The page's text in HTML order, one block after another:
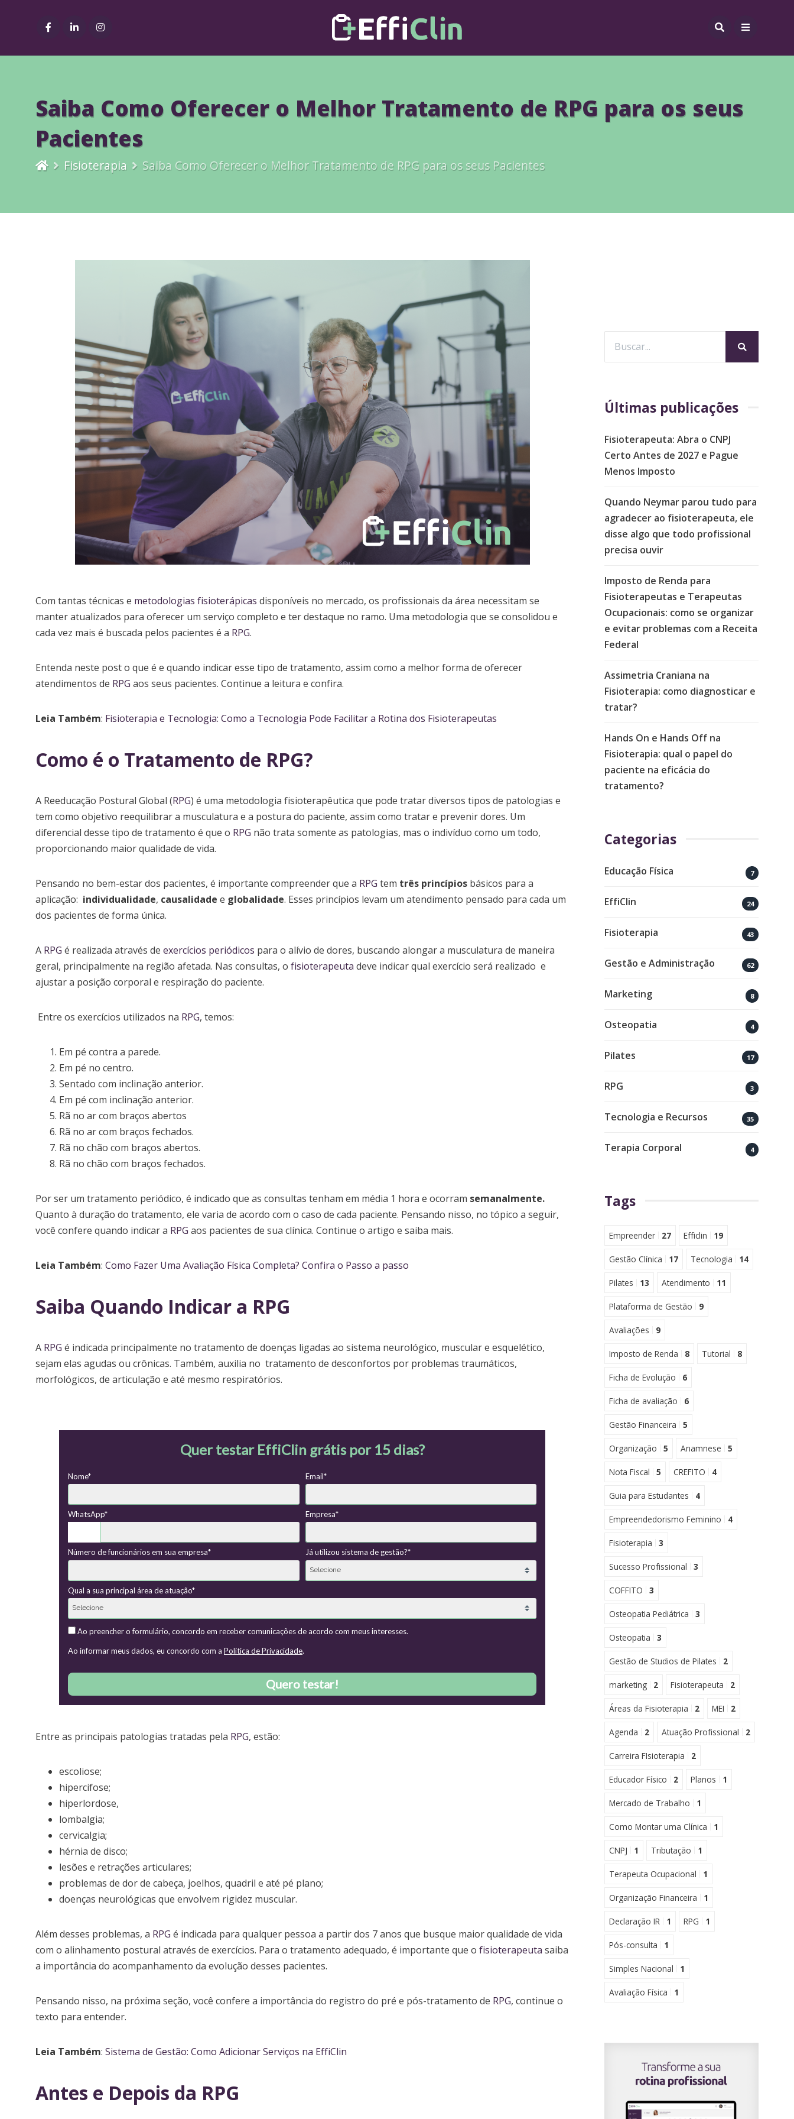
Saiba Como Oferecer o Melhor Tratamento de RPG para os seus
Pacientes
Fisioterapia Saiba Como Oferecer o Melhor Tratamento de RPG para os seus Pacientes
Com tantas técnicas e metodologias fisioterápicas disponíveis no mercado, os profissionais da área necessitam se
manter atualizados para oferecer um serviço completo e ter destaque no ramo. Uma metodologia que se consolidou e
cada vez mais é buscada pelos pacientes é a RPG.
Entenda neste post o que é e quando indicar esse tipo de tratamento, assim como a melhor forma de oferecer
atendimentos de RPG aos seus pacientes. Continue a leitura e confira.
Leia Também: Fisioterapia e Tecnologia: Como a Tecnologia Pode Facilitar a Rotina dos Fisioterapeutas
Como é o Tratamento de RPG?
A Reeducação Postural Global (RPG) é uma metodologia fisioterapêutica que pode tratar diversos tipos de patologias e
tem como objetivo reequilibrar a musculatura e a postura do paciente, assim como tratar e prevenir dores. Um
diferencial desse tipo de tratamento é que o RPG não trata somente as patologias, mas o indivíduo como um todo,
proporcionando maior qualidade de vida.
Pensando no bem-estar dos pacientes, é importante compreender que a RPG tem três princípios básicos para a
aplicação: individualidade, causalidade e globalidade. Esses princípios levam um atendimento pensado para cada um
dos pacientes de forma única.
A RPG é realizada através de exercícios periódicos para o alívio de dores, buscando alongar a musculatura de maneira
geral, principalmente na região afetada. Nas consultas, o fisioterapeuta deve indicar qual exercício será realizado e
ajustar a posição corporal e respiração do paciente.
Entre os exercícios utilizados na RPG, temos:
Em pé contra a parede.
Em pé no centro.
Sentado com inclinação anterior.
Em pé com inclinação anterior.
Rã no ar com braços abertos
Rã no ar com braços fechados.
Rã no chão com braços abertos.
Rã no chão com braços fechados.
Por ser um tratamento periódico, é indicado que as consultas tenham em média 1 hora e ocorram semanalmente.
Quanto à duração do tratamento, ele varia de acordo com o caso de cada paciente. Pensando nisso, no tópico a seguir,
você confere quando indicar a RPG aos pacientes de sua clínica. Continue o artigo e saiba mais.
Leia Também: Como Fazer Uma Avaliação Física Completa? Confira o Passo a passo
Saiba Quando Indicar a RPG
A RPG é indicada principalmente no tratamento de doenças ligadas ao sistema neurológico, muscular e esquelético,
sejam elas agudas ou crônicas. Também, auxilia no tratamento de desconfortos por problemas traumáticos,
morfológicos, de articulação e até mesmo respiratórios.
Quer testar EffiClin grátis por 15 dias?
Nome* Email*
WhatsApp* Empresa*
Número de funcionários em sua empresa* Já utilizou sistema de gestão?*
Qual a sua principal área de atuação*
Ao preencher o formulário, concordo em receber comunicações de acordo com meus interesses.
Ao informar meus dados, eu concordo com a Política de Privacidade.
Quero testar!
Entre as principais patologias tratadas pela RPG, estão:
escoliose;
hipercifose;
hiperlordose,
lombalgia;
cervicalgia;
hérnia de disco;
lesões e retrações articulares;
problemas de dor de cabeça, joelhos, quadril e até pé plano;
doenças neurológicas que envolvem rigidez muscular.
Além desses problemas, a RPG é indicada para qualquer pessoa a partir dos 7 anos que busque maior qualidade de vida
com o alinhamento postural através de exercícios. Para o tratamento adequado, é importante que o fisioterapeuta saiba
a importância do acompanhamento da evolução desses pacientes.
Pensando nisso, na próxima seção, você confere a importância do registro do pré e pós-tratamento de RPG, continue o
texto para entender.
Leia Também: Sistema de Gestão: Como Adicionar Serviços na EffiClin
Antes e Depois da RPG
Últimas publicações
Fisioterapeuta: Abra o CNPJ
Certo Antes de 2027 e Pague
Menos Imposto
Quando Neymar parou tudo para
agradecer ao fisioterapeuta, ele
disse algo que todo profissional
precisa ouvir
Imposto de Renda para
Fisioterapeutas e Terapeutas
Ocupacionais: como se organizar
e evitar problemas com a Receita
Federal
Assimetria Craniana na
Fisioterapia: como diagnosticar e
tratar?
Hands On e Hands Off na
Fisioterapia: qual o papel do
paciente na eficácia do
tratamento?
Categorias
Educação Física 7
EffiClin 24
Fisioterapia 43
Gestão e Administração 62
Marketing 8
Osteopatia 4
Pilates 17
RPG 3
Tecnologia e Recursos 35
Terapia Corporal 4
Tags
Empreender 27 Efficlin 19
Gestão Clínica 17 Tecnologia 14
Pilates 13 Atendimento 11
Plataforma de Gestão 9
Avaliações 9
Imposto de Renda 8 Tutorial 8
Ficha de Evolução 6
Ficha de avaliação 6
Gestão Financeira 5
Organização 5 Anamnese 5
Nota Fiscal 5 CREFITO 4
Guia para Estudantes 4
Empreendedorismo Feminino 4
Fisioterapia 3
Sucesso Profissional 3
COFFITO 3
Osteopatia Pediátrica 3
Osteopatia 3
Gestão de Studios de Pilates 2
marketing 2 Fisioterapeuta 2
Áreas da Fisioterapia 2 MEI 2
Agenda 2 Atuação Profissional 2
Carreira FIsioterapia 2
Educador Físico 2 Planos 1
Mercado de Trabalho 1
Como Montar uma Clínica 1
CNPJ 1 Tributação 1
Terapeuta Ocupacional 1
Organização Financeira 1
Declaração IR 1 RPG 1
Pós-consulta 1
Simples Nacional 1
Avaliação Física 1